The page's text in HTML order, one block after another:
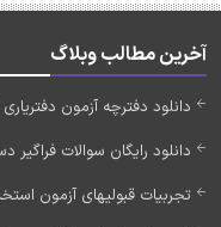
آخرین مطالب وبلاگ
دانلود دفترچه آزمون دفتریاری 1405
دانلود رایگان سوالات فراگیر
تجربیات قبولیهای آزمون